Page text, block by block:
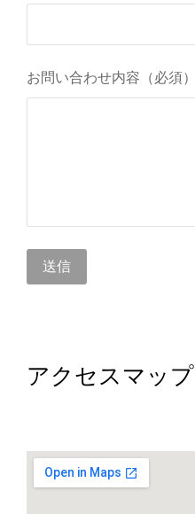
お問い合わせ内容（必須）
送信
アクセスマップ